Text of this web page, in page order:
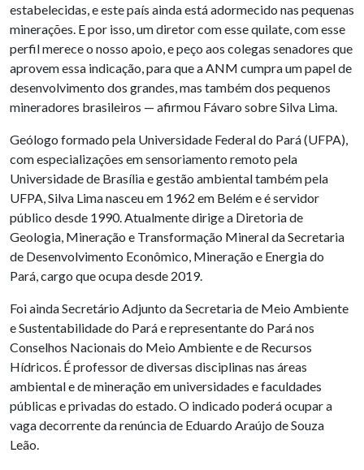
estabelecidas, e este país ainda está adormecido nas pequenas
minerações. E por isso, um diretor com esse quilate, com esse
perfil merece o nosso apoio, e peço aos colegas senadores que
aprovem essa indicação, para que a ANM cumpra um papel de
desenvolvimento dos grandes, mas também dos pequenos
mineradores brasileiros — afirmou Fávaro sobre Silva Lima.
Geólogo formado pela Universidade Federal do Pará (UFPA),
com especializações em sensoriamento remoto pela
Universidade de Brasília e gestão ambiental também pela
UFPA, Silva Lima nasceu em 1962 em Belém e é servidor
público desde 1990. Atualmente dirige a Diretoria de
Geologia, Mineração e Transformação Mineral da Secretaria
de Desenvolvimento Econômico, Mineração e Energia do
Pará, cargo que ocupa desde 2019.
Foi ainda Secretário Adjunto da Secretaria de Meio Ambiente
e Sustentabilidade do Pará e representante do Pará nos
Conselhos Nacionais do Meio Ambiente e de Recursos
Hídricos. É professor de diversas disciplinas nas áreas
ambiental e de mineração em universidades e faculdades
públicas e privadas do estado. O indicado poderá ocupar a
vaga decorrente da renúncia de Eduardo Araújo de Souza
Leão.